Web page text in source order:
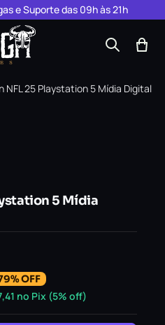
e Suporte das 09h às 21h
NFL 25 Playstation 5 Mídia Digital
5 Mídia
OFF
no Pix (5% off)